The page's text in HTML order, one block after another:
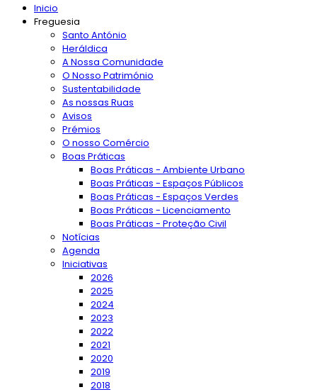
Inicio
Freguesia
Santo António
Heráldica
A Nossa Comunidade
O Nosso Património
Sustentabilidade
As nossas Ruas
Avisos
Prémios
O nosso Comércio
Boas Práticas
Boas Práticas - Ambiente Urbano
Boas Práticas - Espaços Públicos
Boas Práticas - Espaços Verdes
Boas Práticas - Licenciamento
Boas Práticas - Proteção Civil
Notícias
Agenda
Iniciativas
2026
2025
2024
2023
2022
2021
2020
2019
2018